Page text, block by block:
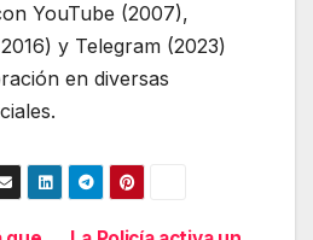
YouTube (2007),
y Telegram (2023)
en diversas